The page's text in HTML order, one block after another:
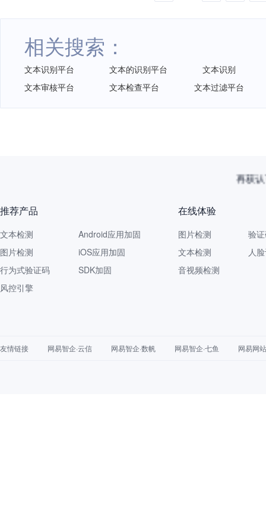
相关搜索：
文本识别平台 文本的识别平台
文本识别
文本审核平台
文本检查平台 文本过滤平台
再获
推荐产品
文本检测
图片检测
行为式验证码
风控引擎
Android应用加固
iOS应用加固
SDK加固
在线体验
图片检测
文本检测
音视频检测
验
人
友情链接 网易智企·云信 网易智企·数帆 网易智企·七鱼 网易网